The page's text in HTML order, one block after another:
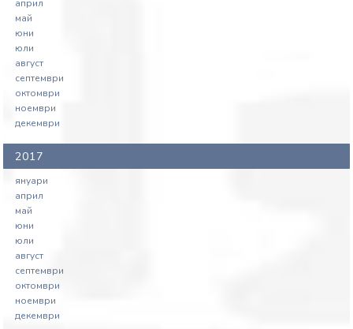
април
май
юни
юли
август
септември
октомври
ноември
декември
2017
януари
април
май
юни
юли
август
септември
октомври
ноември
декември